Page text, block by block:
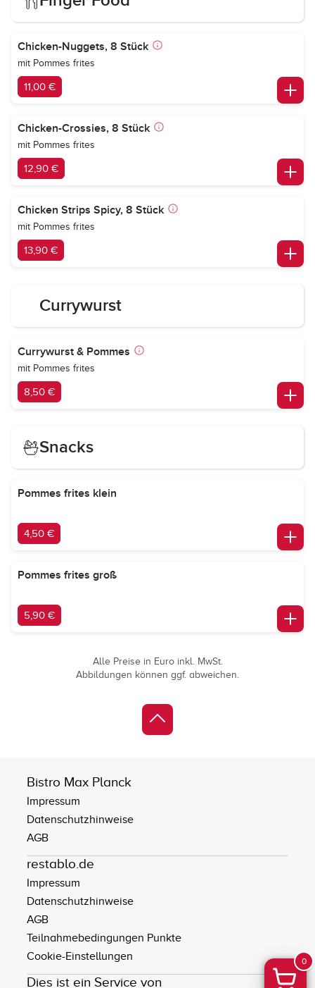
Chicken-Nuggets, 8 Stück
mit Pommes frites
11,00 €
Chicken-Crossies, 8 Stück
mit Pommes frites
12,90 €
Chicken Strips Spicy, 8 Stück
mit Pommes frites
13,90 €
Currywurst
Currywurst & Pommes
mit Pommes frites
8,50 €
Snacks
Pommes frites klein
4,50 €
Pommes frites groß
5,90 €
Alle Preise in Euro inkl. MwSt.
Abbildungen können ggf. abweichen.
0
Bistro Max Planck
Impressum
Datenschutzhinweise
AGB
restablo.de
Impressum
Datenschutzhinweise
AGB
Teilnahmebedingungen Punkte
Cookie-Einstellungen
Dies ist ein Service von